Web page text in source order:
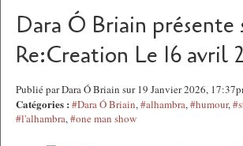
Dara Ó Briain présente
Re:Creation Le 16 avril
Publié par Dara Ó Briain sur 19 Janvier 2026,
Catégories : #Dara Ó Briain,#alhambra,#humour,
#l'alhambra,#one man show